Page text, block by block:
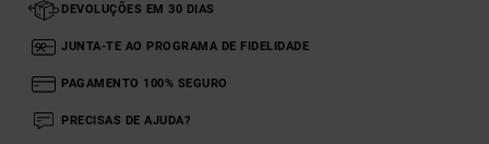
DEVOLUÇÕES EM 30 DIAS
JUNTA-TE AO PROGRAMA DE FIDELIDADE
PAGAMENTO 100% SEGURO
PRECISAS DE AJUDA?